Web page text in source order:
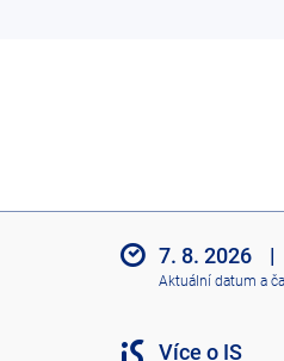
7. 8. 2026 |
Aktuální datum a
Více o IS